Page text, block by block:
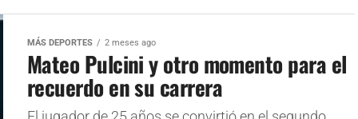
MÁS DEPORTES 2 meses ago
Mateo Pulcini y otro momento para el
recuerdo en su carrera